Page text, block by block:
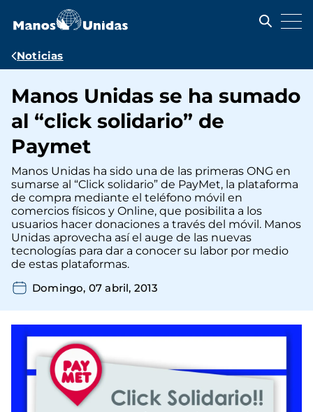
contenido
Ruta
navegación
Noticias
Manos Unidas se ha sumado
al “click solidario” de
Paymet
Manos Unidas ha sido una de las primeras ONG en
sumarse al “Click solidario” de PayMet, la plataforma
de compra mediante el teléfono móvil en
comercios físicos y Online, que posibilita a los
usuarios hacer donaciones a través del móvil. Manos
Unidas aprovecha así el auge de las nuevas
tecnologías para dar a conocer su labor por medio
de estas plataformas.
Domingo, 07 abril, 2013